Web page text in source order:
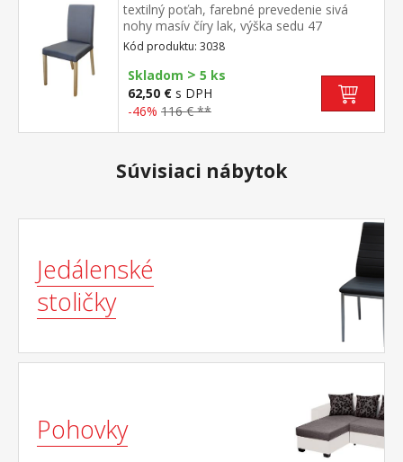
textilný poťah, farebné prevedenie sivá
nohy masív číry lak, výška sedu 47
cm odporúčaná nosnosť do 120 kg
Kód produktu: 3038
Skladom > 5 ks
62,50 € s DPH
-46% 116 € **
Súvisiaci nábytok
Jedálenské
stoličky
Pohovky